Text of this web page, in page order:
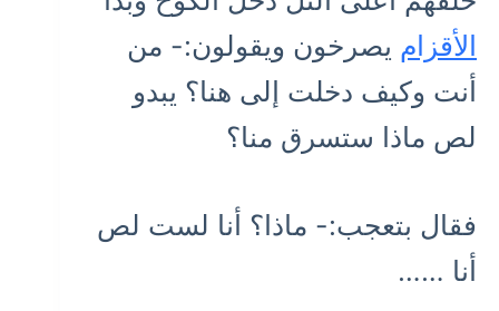
الأقزام يصرخون ويقولون:- من
أنت وكيف دخلت إلى هنا؟ يبدو
لص ماذا ستسرق منا؟
فقال بتعجب:- ماذا؟ أنا لست لص
أنا ……